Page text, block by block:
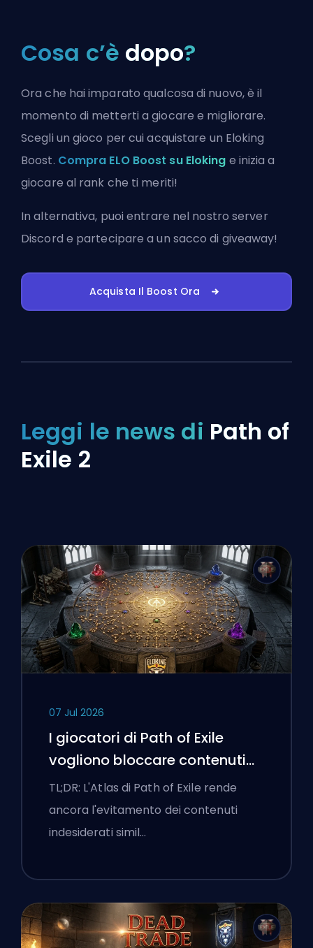
Cosa c’è dopo?
Ora che hai imparato qualcosa di nuovo, è il
momento di metterti a giocare e migliorare.
Scegli un gioco per cui acquistare un Eloking
Boost. Compra ELO Boost su Eloking e inizia a
giocare al rank che ti meriti!
In alternativa, puoientrare nel nostro server
Discord e partecipare a un sacco di giveaway!
Acquista Il Boost Ora
Leggi le news di Path of
Exile 2
07 Jul 2026
I giocatori di Path of Exile
vogliono bloccare contenuti
cattivi e l'interfaccia continua
a ostacolarli
TL;DR: L'Atlas di Path of Exile rende
ancora l'evitamento dei contenuti
indesiderati simil…